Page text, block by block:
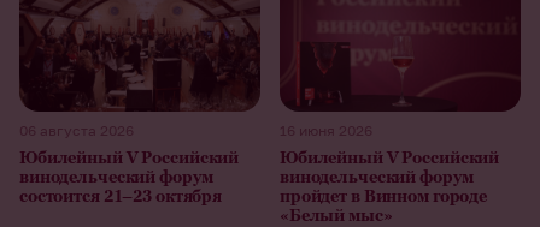
06 августа 2026
Юбилейный V Российский
винодельческий форум
состоится 21–23 октября
16 июня 2026
Юбилейный V Российский
винодельческий форум
пройдет в Винном городе
«Белый мыс»